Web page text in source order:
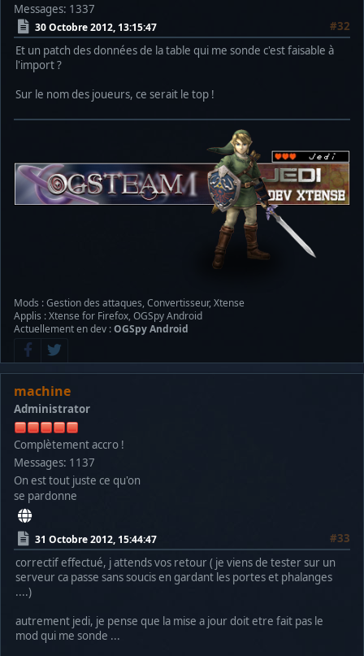
Messages: 1337
30 Octobre 2012, 13:15:47
#32
Et un patch des données de la table qui me sonde c'est faisable à
l'import ?
Sur le nom des joueurs, ce serait le top !
Mods : Gestion des attaques, Convertisseur, Xtense
Applis : Xtense for Firefox, OGSpy Android
Actuellement en dev :OGSpy Android
machine
Administrator
Complètement accro !
Messages: 1137
On est tout juste ce qu'on
se pardonne
31 Octobre 2012, 15:44:47
#33
correctif effectué, j attends vos retour ( je viens de tester sur un
serveur ca passe sans soucis en gardant les portes et phalanges
....)
autrement jedi, je pense que la mise a jour doit etre fait pas le
mod qui me sonde ...